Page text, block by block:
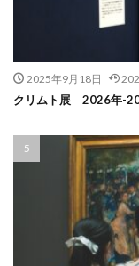
2025年9月18日
クリムト展 2026年-